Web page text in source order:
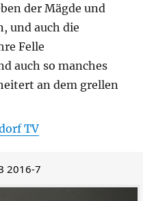
der Mägde und
und auch die
Felle
auch so manches
an dem grellen
TV
2016-7